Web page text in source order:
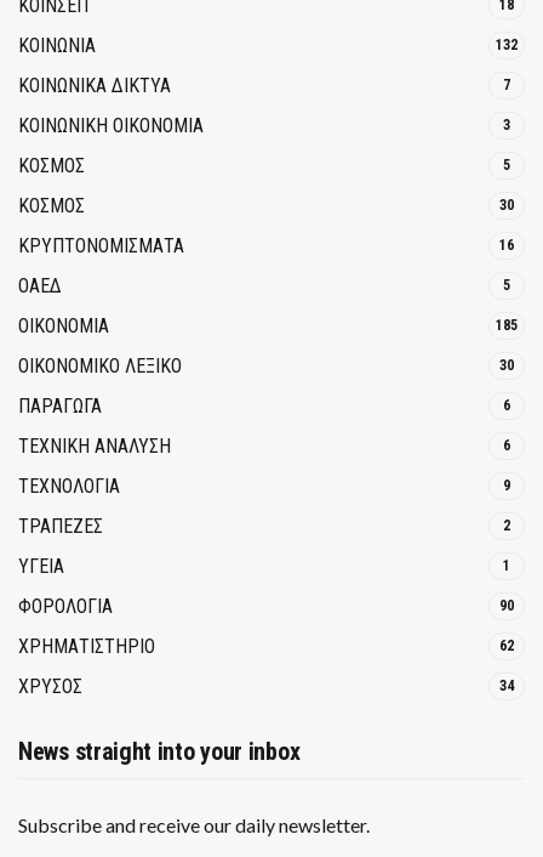
ΚΟΙΝΣΕΠ 18
ΚΟΙΝΩΝΙΑ 132
ΚΟΙΝΩΝΙΚΆ ΔΊΚΤΥΑ 7
ΚΟΙΝΩΝΙΚΉ ΟΙΚΟΝΟΜΊΑ 3
ΚΟΣΜΟΣ 5
ΚΟΣΜΟΣ 30
ΚΡΥΠΤΟΝΟΜΊΣΜΑΤΑ 16
ΟΑΕΔ 5
ΟΙΚΟΝΟΜΙΑ 185
ΟΙΚΟΝΟΜΙΚΟ ΛΕΞΙΚΟ 30
ΠΑΡΑΓΩΓΑ 6
ΤΕΧΝΙΚΗ ΑΝΑΛΥΣΗ 6
ΤΕΧΝΟΛΟΓΙΑ 9
ΤΡΆΠΕΖΕΣ 2
ΥΓΕΙΑ 1
ΦΟΡΟΛΟΓΙΑ 90
ΧΡΗΜΑΤΙΣΤΗΡΙΟ 62
ΧΡΥΣΟΣ 34
News straight into your inbox
Subscribe and receive our daily newsletter.